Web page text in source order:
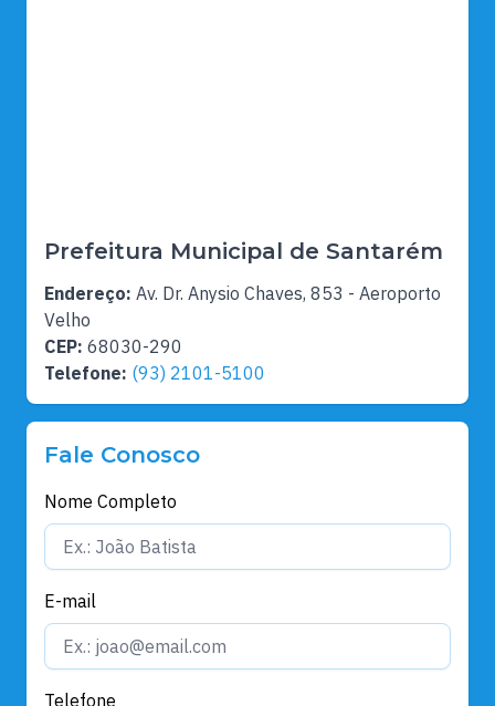
Prefeitura Municipal de Santarém
Endereço: Av. Dr. Anysio Chaves, 853 - Aeroporto
Velho
CEP: 68030-290
Telefone: (93) 2101-5100
Fale Conosco
Nome Completo
E-mail
Telefone